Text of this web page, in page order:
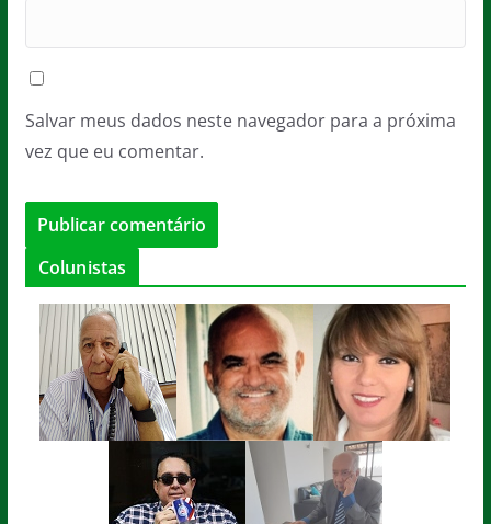
Salvar meus dados neste navegador para a próxima
vez que eu comentar.
Colunistas